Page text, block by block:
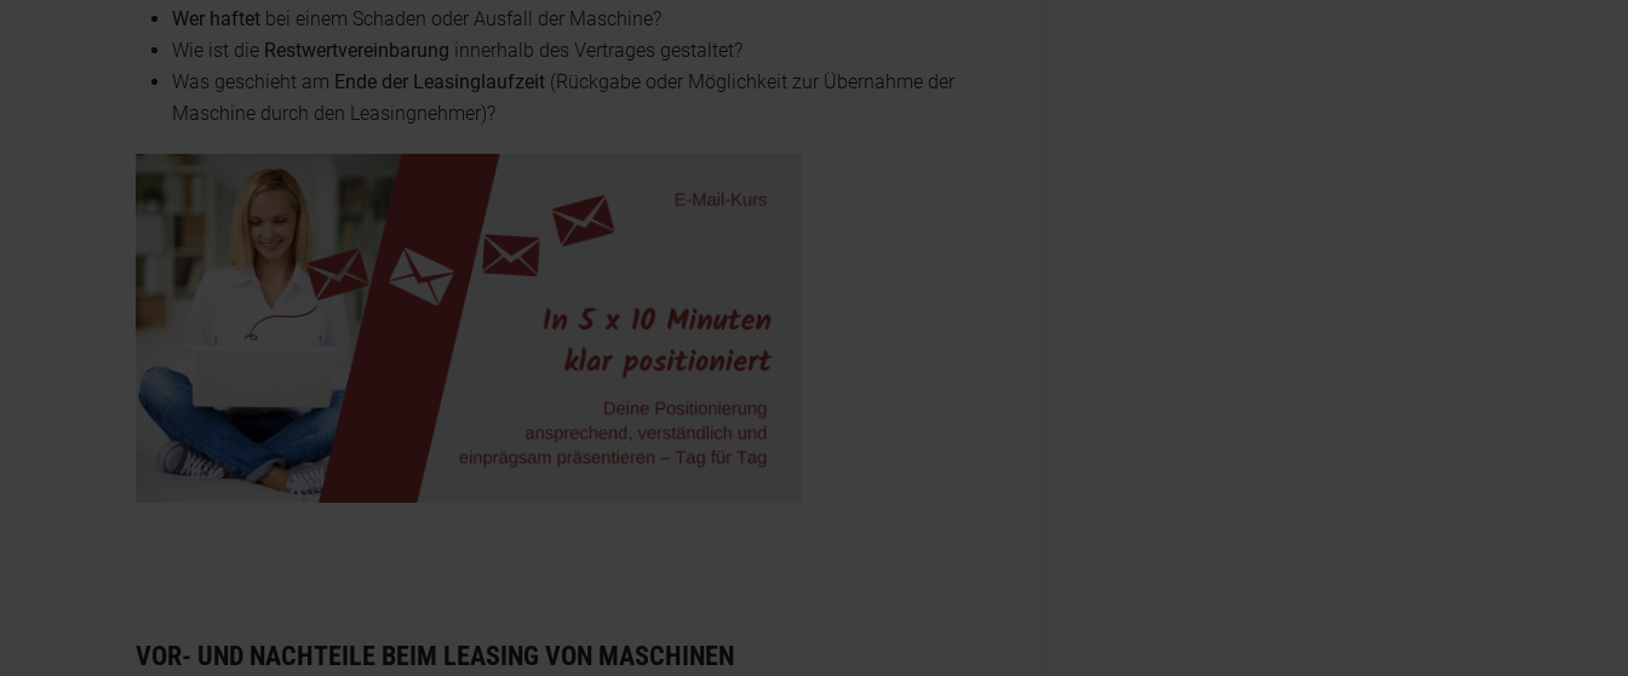
Wer haftet bei einem Schaden oder Ausfall der Maschine?
Wie ist die Restwertvereinbarung innerhalb des Vertrages gestaltet?
Was geschieht am Ende der Leasinglaufzeit (Rückgabe oder Möglichkeit zur Übernahme der
Maschine durch den Leasingnehmer)?
VOR- UND NACHTEILE BEIM LEASING VON MASCHINEN